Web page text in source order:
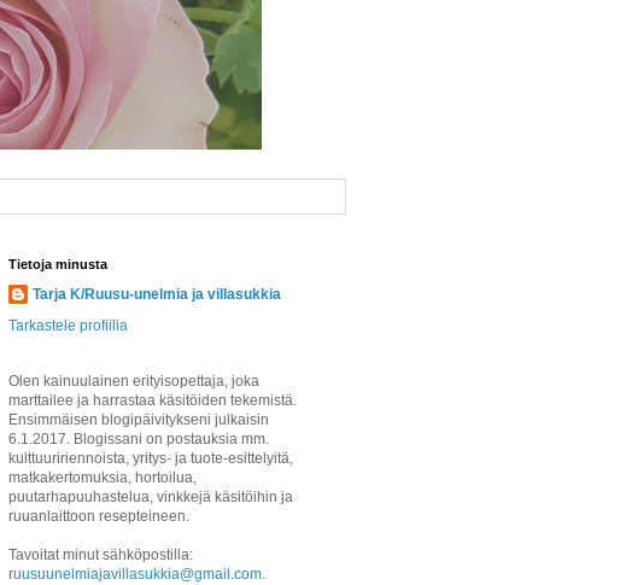
Tietoja minusta
Tarja K/Ruusu-unelmia ja villasukkia
Tarkastele profiilia
Olen kainuulainen erityisopettaja, joka
marttailee ja harrastaa käsitöiden tekemistä.
Ensimmäisen blogipäivitykseni julkaisin
6.1.2017. Blogissani on postauksia mm.
kulttuuririennoista, yritys- ja tuote-esittelyitä,
matkakertomuksia, hortoilua,
puutarhapuuhastelua, vinkkejä käsitöihin ja
ruuanlaittoon resepteineen.
Tavoitat minut sähköpostilla:
ruusuunelmiajavillasukkia@gmail.com.